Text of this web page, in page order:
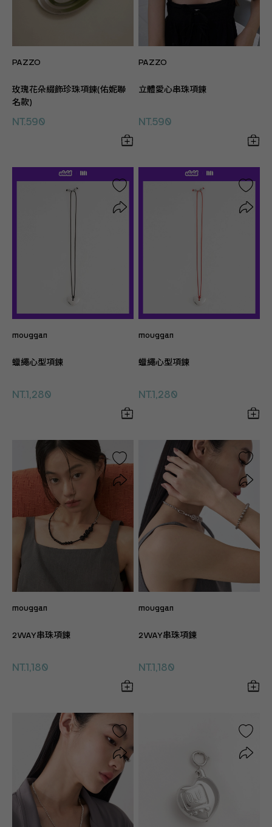
PAZZO
玫瑰花朵綴飾珍珠項鍊(佑妮聯
名款)
NT.590
PAZZO
立體愛心串珠項鍊
NT.590
mouggan
蠟繩心型項鍊
NT.1,280
mouggan
蠟繩心型項鍊
NT.1,280
mouggan
2WAY串珠項鍊
NT.1,180
mouggan
2WAY串珠項鍊
NT.1,180